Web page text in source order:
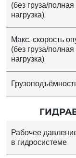
(без груза/полная
нагрузка)
Макс. скорость
(без груза/полная
нагрузка)
Рабочее
в гидросистеме